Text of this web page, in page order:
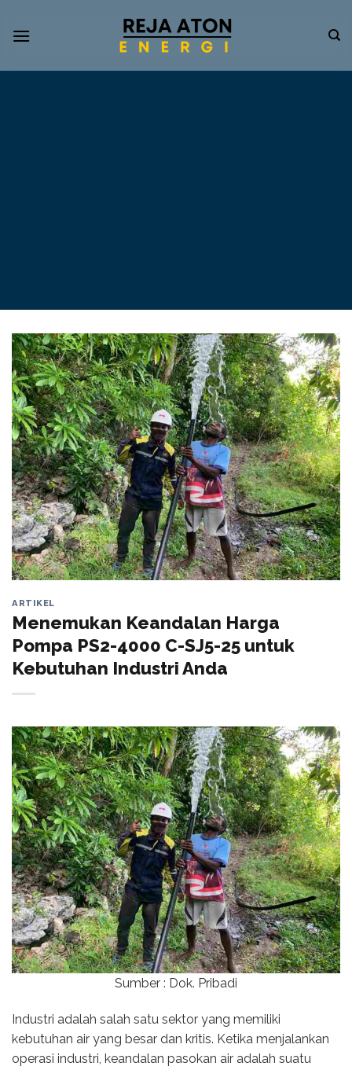
Informasi
ARTIKEL
Menemukan Keandalan Harga
Pompa PS2-4000 C-SJ5-25 untuk
Kebutuhan Industri Anda
Sumber : Dok. Pribadi
Industri adalah salah satu sektor yang memiliki
kebutuhan air yang besar dan kritis. Ketika menjalankan
operasi industri, keandalan pasokan air adalah suatu